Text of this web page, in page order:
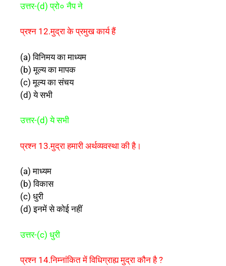
उत्तर-(d) प्रो० नैप ने
प्रश्न 12.मुद्रा के प्रमुख कार्य हैं
(a) विनिमय का माध्यम
(b) मूल्य का मापक
(c) मूल्य का संचय
(d) ये सभी
उत्तर-(d) ये सभी
प्रश्न 13.मुद्रा हमारी अर्थव्यवस्था की है।
(a) माध्यम
(b) विकास
(c) धुरी
(d) इनमें से कोई नहीं
उत्तर-(c) धुरी
प्रश्न 14.निम्नांकित में विधिग्राह्य मुद्रा कौन है ?